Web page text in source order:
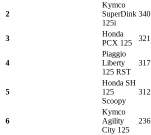
2
Kymco
SuperDink
125i
340
3
Honda
PCX 125
321
4
Piaggio
Liberty
125 RST
317
5
Honda SH
125
Scoopy
312
6
Kymco
Agility
City 125
236